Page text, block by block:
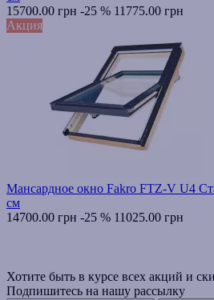
15700.00 грн -25 % 11775.00 грн
Акция
Мансардное окно Fakro FTZ-V U4
см
14700.00 грн -25 % 11025.00 грн
Хотите быть в курсе всех акций и
Подпишитесь на нашу рассылку